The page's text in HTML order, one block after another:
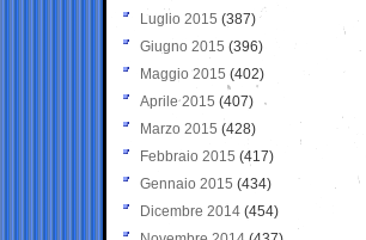
Luglio 2015 (387)
Giugno 2015 (396)
Maggio 2015 (402)
Aprile 2015 (407)
Marzo 2015 (428)
Febbraio 2015 (417)
Gennaio 2015 (434)
Dicembre 2014 (454)